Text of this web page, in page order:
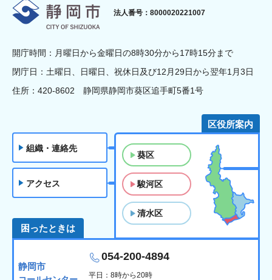
静岡市
法人番号：8000020221007
開庁時間：月曜日から金曜日の8時30分から17時15分まで
閉庁日：土曜日、日曜日、祝休日及び12月29日から翌年1月3日
住所：420-8602 静岡県静岡市葵区追手町5番1号
組織・連絡先
アクセス
区役所案内
葵区
駿河区
清水区
困ったときは
静岡市
054-200-4894
平日：8時から20時